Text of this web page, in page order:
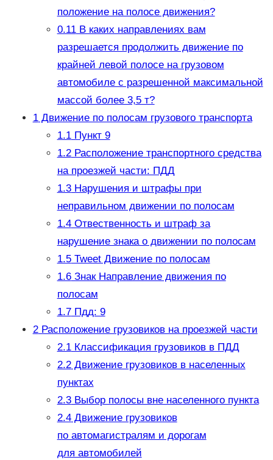
положение на полосе движения?
0.11В каких направлениях вам
разрешается продолжить движение по
крайней левой полосе на грузовом
автомобиле с разрешенной максимальной
массой более 3,5 т?
1Движение по полосам грузового транспорта
1.1Пункт 9
1.2Расположение транспортного средства
на проезжей части: ПДД
1.3Нарушения и штрафы при
неправильном движении по полосам
1.4Отвественность и штраф за
нарушение знака о движении по полосам
1.5Tweet Движение по полосам
1.6Знак Направление движения по
полосам
1.7Пдд: 9
2Расположение грузовиков на проезжей части
2.1Классификация грузовиков в ПДД
2.2Движение грузовиков в населенных
пунктах
2.3Выбор полосы вне населенного пункта
2.4Движение грузовиков
по автомагистралям и дорогам
для автомобилей